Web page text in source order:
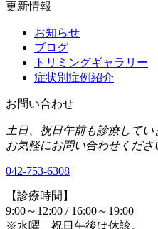
更新情報
お知らせ
ブログ
トリミングギャラリー
症状別症例紹介
お問い合わせ
土日、祝日午前も診療してい
お気軽にお問い合わせくださ
042-753-6308
【診療時間】
9:00～12:00 / 16:00～19:00
※水曜、祝日午後は休診。